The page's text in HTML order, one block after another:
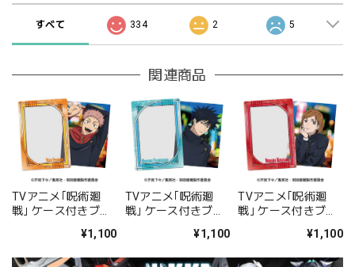
すべて 334 2 5
関連商品
TVアニメ｢呪術廻
戦｣ ケース付きブロ
¥1,100
TVアニメ｢呪術廻
戦｣ ケース付きブロ
¥1,100
TVアニメ｢呪術廻
戦｣ ケース付きブロ
¥1,100